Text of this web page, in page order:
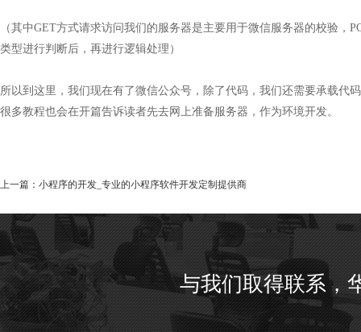
（其中GET方式请求访问我们的服务器是主要用于微信服务器的校验
类型进行判断后，再进行逻辑处理）
所以到这里，我们现在有了微信公众号，除了代码，我们还需要承载代
很多教程也会在开篇告诉读者先去网上准备服务器，作为环境开发。
上一篇： 小程序的开发_专业的小程序软件开发定制提供商
与我们取得联系，